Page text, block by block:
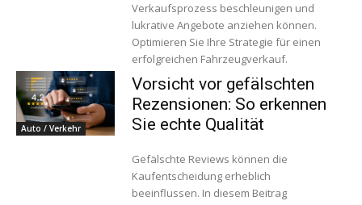
Verkaufsprozess beschleunigen und
lukrative Angebote anziehen können.
Optimieren Sie Ihre Strategie für einen
erfolgreichen Fahrzeugverkauf.
Auto / Verkehr
Vorsicht vor gefälschten
Rezensionen: So erkennen
Sie echte Qualität
Gefälschte Reviews können die
Kaufentscheidung erheblich
beeinflussen. In diesem Beitrag